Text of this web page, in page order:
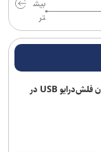
بیش
تر
راهنمای کامل فرمت کردن فلش‌درایو USB در